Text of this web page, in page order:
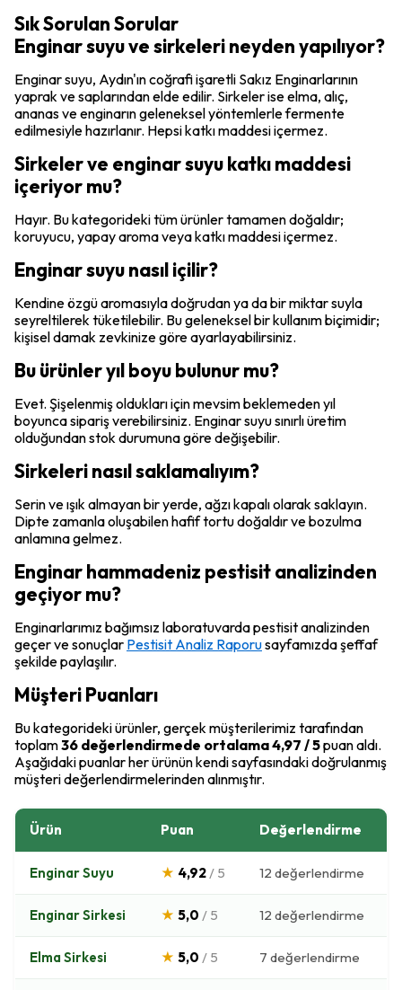
Sık Sorulan Sorular
Enginar suyu ve sirkeleri neyden yapılıyor?
Enginar suyu, Aydın'ın coğrafi işaretli Sakız Enginarlarının
yaprak ve saplarından elde edilir. Sirkeler ise elma, alıç,
ananas ve enginarın geleneksel yöntemlerle fermente
edilmesiyle hazırlanır. Hepsi katkı maddesi içermez.
Sirkeler ve enginar suyu katkı maddesi
içeriyor mu?
Hayır. Bu kategorideki tüm ürünler tamamen doğaldır;
koruyucu, yapay aroma veya katkı maddesi içermez.
Enginar suyu nasıl içilir?
Kendine özgü aromasıyla doğrudan ya da bir miktar suyla
seyreltilerek tüketilebilir. Bu geleneksel bir kullanım biçimidir;
kişisel damak zevkinize göre ayarlayabilirsiniz.
Bu ürünler yıl boyu bulunur mu?
Evet. Şişelenmiş oldukları için mevsim beklemeden yıl
boyunca sipariş verebilirsiniz. Enginar suyu sınırlı üretim
olduğundan stok durumuna göre değişebilir.
Sirkeleri nasıl saklamalıyım?
Serin ve ışık almayan bir yerde, ağzı kapalı olarak saklayın.
Dipte zamanla oluşabilen hafif tortu doğaldır ve bozulma
anlamına gelmez.
Enginar hammadeniz pestisit analizinden
geçiyor mu?
Enginarlarımız bağımsız laboratuvarda pestisit analizinden
geçer ve sonuçlar Pestisit Analiz Raporusayfamızda şeffaf
şekilde paylaşılır.
Müşteri Puanları
Bu kategorideki ürünler, gerçek müşterilerimiz tarafından
toplam36 değerlendirmede ortalama 4,97 / 5puan aldı.
Aşağıdaki puanlar her ürünün kendi sayfasındaki doğrulanmış
müşteri değerlendirmelerinden alınmıştır.
Ürün Puan Değerlendirme
Enginar Suyu ★ 4,92/ 5 12 değerlendirme
Enginar Sirkesi ★ 5,0 / 5 12 değerlendirme
Elma Sirkesi ★ 5,0 / 5 7 değerlendirme